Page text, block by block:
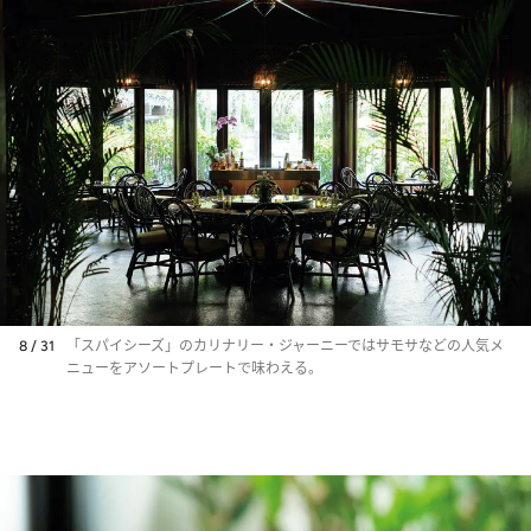
8 / 31
「スパイシーズ」のカリナリー・ジャーニーではサモサなどの人気メ
ニューをアソートプレートで味わえる。